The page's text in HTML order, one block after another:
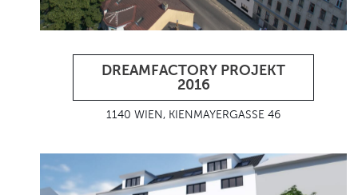
DREAMFACTORY PROJEKT
2016
1140 WIEN, KIENMAYERGASSE 46